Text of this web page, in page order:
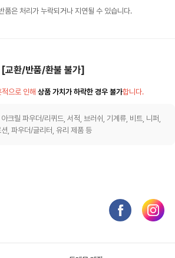
품은 처리가 누락되거나 지연될 수 있습니다.
[교환/반품/환불 불가]
으로 인해 상품 가치가 하락한 경우 불가합니다.
크릴 파우더/리퀴드, 서적, 브러쉬, 기계류, 비트, 니퍼,
, 파우더/글리터, 유리 제품 등